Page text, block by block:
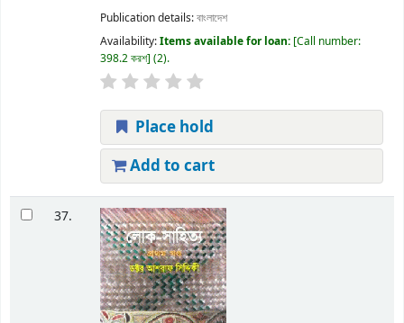
Publication details:বাংলাদেশ
Availability:Items available for loan: Call number:
398.2 করশ (2).
Place hold
Add to cart
37.